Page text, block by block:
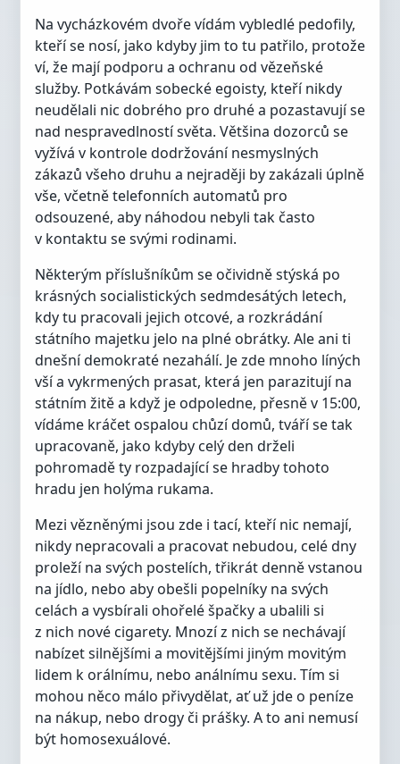
Na vycházkovém dvoře vídám vybledlé pedofily,
kteří se nosí, jako kdyby jim to tu patřilo, protože
ví, že mají podporu a ochranu od vězeňské
služby. Potkávám sobecké egoisty, kteří nikdy
neudělali nic dobrého pro druhé a pozastavují se
nad nespravedlností světa. Většina dozorců se
vyžívá v kontrole dodržování nesmyslných
zákazů všeho druhu a nejraději by zakázali úplně
vše, včetně telefonních automatů pro
odsouzené, aby náhodou nebyli tak často
v kontaktu se svými rodinami.
Některým příslušníkům se očividně stýská po
krásných socialistických sedmdesátých letech,
kdy tu pracovali jejich otcové, a rozkrádání
státního majetku jelo na plné obrátky. Ale ani ti
dnešní demokraté nezahálí. Je zde mnoho líných
vší a vykrmených prasat, která jen parazitují na
státním žitě a když je odpoledne, přesně v 15:00,
vídáme kráčet ospalou chůzí domů, tváří se tak
upracovaně, jako kdyby celý den drželi
pohromadě ty rozpadající se hradby tohoto
hradu jen holýma rukama.
Mezi vězněnými jsou zde i tací, kteří nic nemají,
nikdy nepracovali a pracovat nebudou, celé dny
proleží na svých postelích, třikrát denně vstanou
na jídlo, nebo aby obešli popelníky na svých
celách a vysbírali ohořelé špačky a ubalili si
z nich nové cigarety. Mnozí z nich se nechávají
nabízet silnějšími a movitějšími jiným movitým
lidem k orálnímu, nebo análnímu sexu. Tím si
mohou něco málo přivydělat, ať už jde o peníze
na nákup, nebo drogy či prášky. A to ani nemusí
být homosexuálové.